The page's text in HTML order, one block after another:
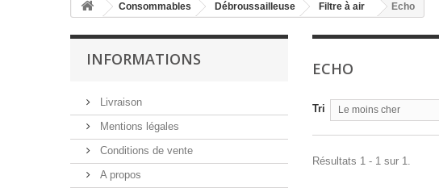
Consommables Débroussailleuse Filtre à air Echo
INFORMATIONS
Livraison
Mentions légales
Conditions de vente
A propos
ECHO
Tri Le moins cher
Résultats 1 - 1 sur 1.